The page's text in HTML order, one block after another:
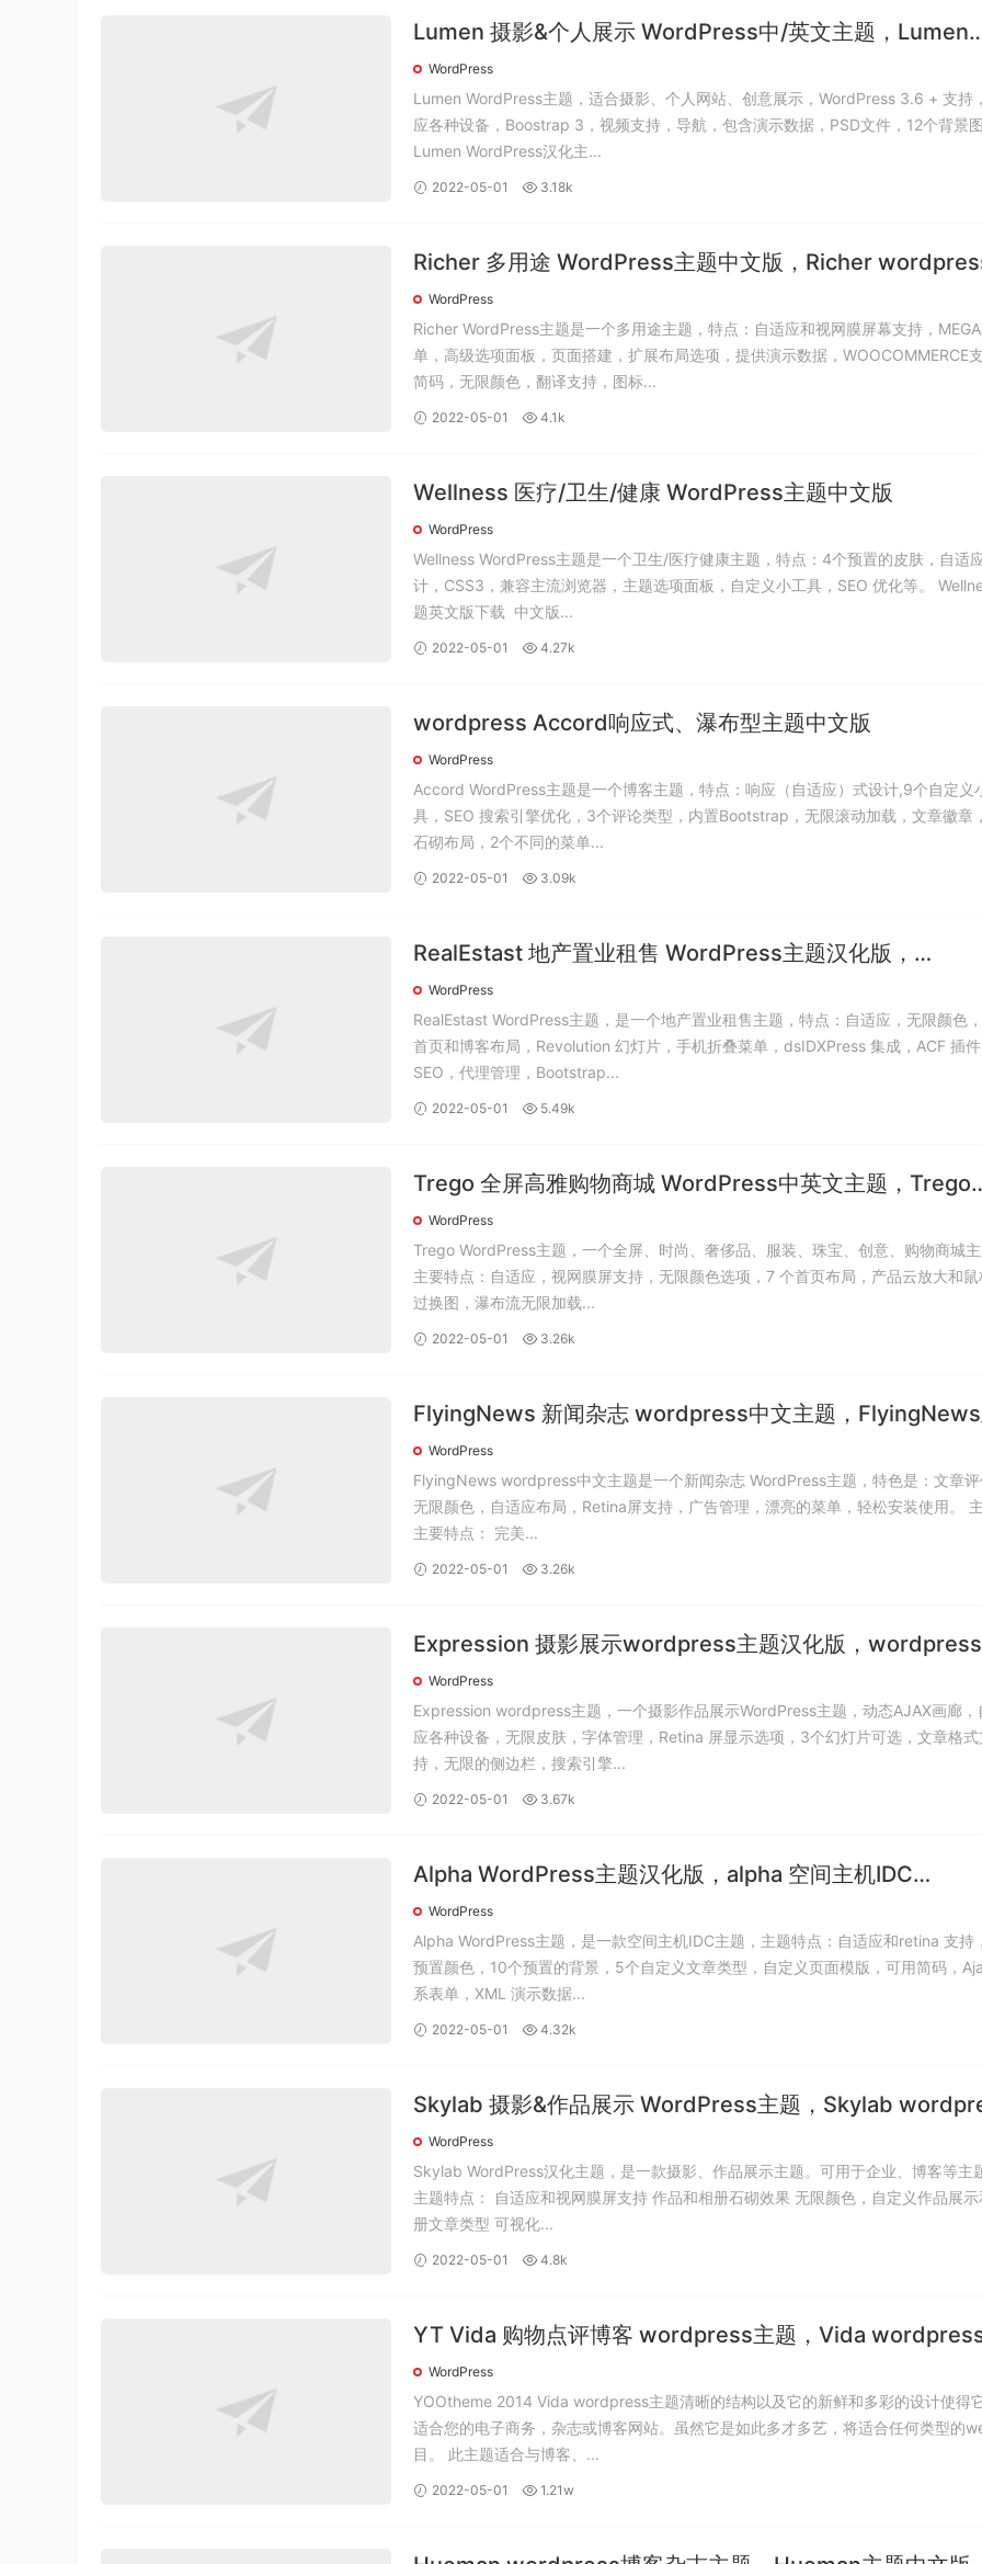
Lumen 摄影&个人展示 WordPress中/英文主题，Lumen
wordpress主题汉化版。
WordPress
Lumen WordPress主题，适合摄影、个人网站、创意展示，WordPress 3.6 + 支持
应各种设备，Boostrap 3，视频支持，导航，包含演示数据，PSD文件，12个背景
Lumen WordPress汉化主...
2022-05-01 3.18k
Richer 多用途 WordPress主题中文版，Richer
化版。
WordPress
Richer WordPress主题是一个多用途主题，特点：自适应和视网膜屏幕支持，
单，高级选项面板，页面搭建，扩展布局选项，提供演示数据，WOOCOMMERCE
简码，无限颜色，翻译支持，图标...
2022-05-01 4.1k
Wellness 医疗/卫生/健康 WordPress主题中文版
WordPress
Wellness WordPress主题是一个卫生/医疗健康主题，特点：4个预置的皮肤，自适
计，CSS3，兼容主流浏览器，主题选项面板，自定义小工具，SEO 优化等。 Wellness主
题英文版下载 中文版...
2022-05-01 4.27k
wordpress Accord响应式、瀑布型主题中文版
WordPress
Accord WordPress主题是一个博客主题，特点：响应（自适应）式设计,9个自定义
具，SEO 搜索引擎优化，3个评论类型，内置Bootstrap，无限滚动加载，文章徽章
石砌布局，2个不同的菜单...
2022-05-01 3.09k
RealEstast 地产置业租售 WordPress主题汉化版，
wordpress房地产主题。
WordPress
RealEstast WordPress主题，是一个地产置业租售主题，特点：自适应，无限颜色
首页和博客布局，Revolution 幻灯片，手机折叠菜单，dsIDXPress 集成，ACF 插件
SEO，代理管理，Bootstrap...
2022-05-01 5.49k
Trego 全屏高雅购物商城 WordPress中英文主题，Trego
WordPress主题汉化版 v2.3。
WordPress
Trego WordPress主题，一个全屏、时尚、奢侈品、服装、珠宝、创意、购物商城主
主要特点：自适应，视网膜屏支持，无限颜色选项，7 个首页布局，产品云放大和鼠
过换图，瀑布流无限加载...
2022-05-01 3.26k
FlyingNews 新闻杂志 wordpress中文主题，
题汉化版。
WordPress
FlyingNews wordpress中文主题是一个新闻杂志 WordPress主题，特色是：文章评
无限颜色，自适应布局，Retina屏支持，广告管理，漂亮的菜单，轻松安装使用。 主题的
主要特点： 完美...
2022-05-01 3.26k
Expression 摄影展示wordpress主题汉化版，
影展示主题中文版。
WordPress
Expression wordpress主题，一个摄影作品展示WordPress主题，动态AJAX画廊，
应各种设备，无限皮肤，字体管理，Retina 屏显示选项，3个幻灯片可选，文章格式
持，无限的侧边栏，搜索引擎...
2022-05-01 3.67k
Alpha WordPress主题汉化版，alpha 空间主机IDC
WordPress中文主题。
WordPress
Alpha WordPress主题，是一款空间主机IDC主题，主题特点：自适应和retina 支持
预置颜色，10个预置的背景，5个自定义文章类型，自定义页面模版，可用简码，
系表单，XML 演示数据...
2022-05-01 4.32k
Skylab 摄影&作品展示 WordPress主题，Skylab
主题汉化版。
WordPress
Skylab WordPress汉化主题，是一款摄影、作品展示主题。可用于企业、博客等主
主题特点： 自适应和视网膜屏支持 作品和相册石砌效果 无限颜色，自定义作品展示
册文章类型 可视化...
2022-05-01 4.8k
YT Vida 购物点评博客 wordpress主题，Vida
题最新汉化版。
WordPress
YOOtheme 2014 Vida wordpress主题清晰的结构以及它的新鲜和多彩的设计使得
适合您的电子商务，杂志或博客网站。虽然它是如此多才多艺，将适合任何类型的
目。 此主题适合与博客、...
2022-05-01 1.21w